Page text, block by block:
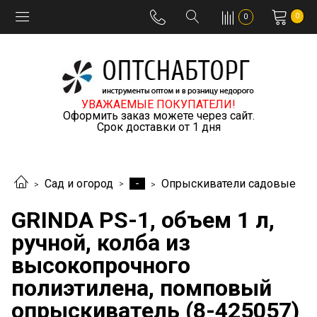
0 0
УВАЖАЕМЫЕ ПОКУПАТЕЛИ!
Оформить заказ можете через сайт.
Срок доставки от 1 дня
Сад и огород - Опрыскиватели садовые
GRINDA PS-1, объем 1 л,
ручной, колба из
высокопрочного
полиэтилена, помповый
опрыскиватель (8-425057)